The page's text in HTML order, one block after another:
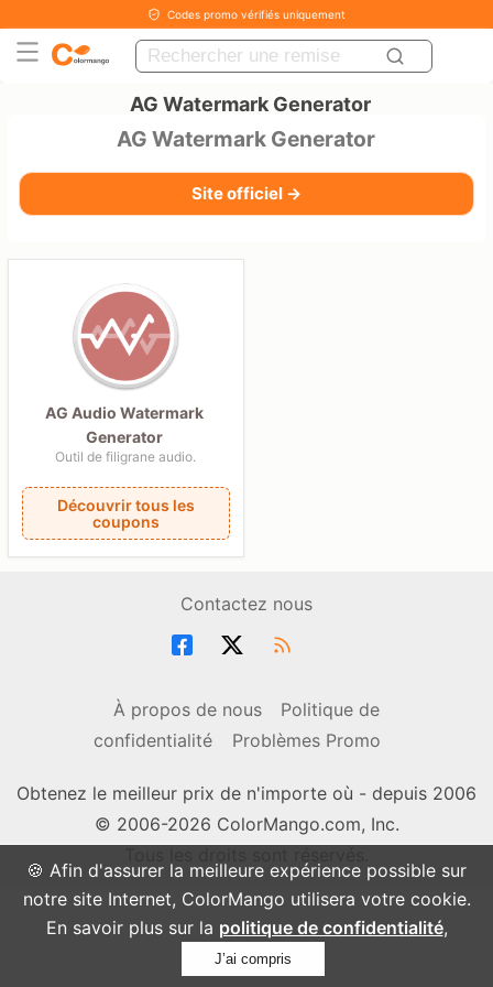
🍪 Afin d'assurer la meilleure expérience possible sur
notre site Internet, ColorMango utilisera votre cookie.
En savoir plus sur la politique de confidentialité,
J’ai compris
Codes promo vérifiés uniquement
AG Watermark Generator
AG Watermark Generator
Site officiel →
AG Audio Watermark
Generator
Outil de filigrane audio.
Découvrir tous les
coupons
Contactez nous
À propos de nous
Politique de
confidentialité
Problèmes Promo
Obtenez le meilleur prix de n'importe où - depuis 2006
© 2006-2026 ColorMango.com, Inc.